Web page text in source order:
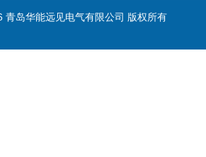
青岛华能远见电气有限公司 版权所有